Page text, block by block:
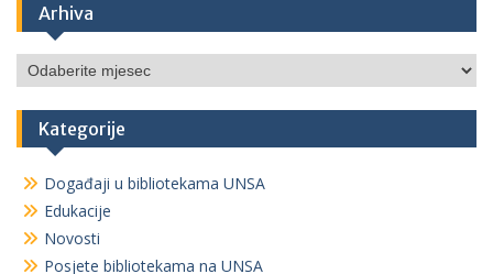
Arhiva
Arhiva
Kategorije
Događaji u bibliotekama UNSA
Edukacije
Novosti
Posjete bibliotekama na UNSA